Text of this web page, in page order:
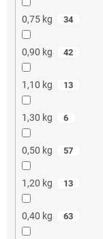
0,75 kg 34
0,90 kg 42
1,10 kg 13
1,30 kg 6
0,50 kg 57
1,20 kg 13
0,40 kg 63